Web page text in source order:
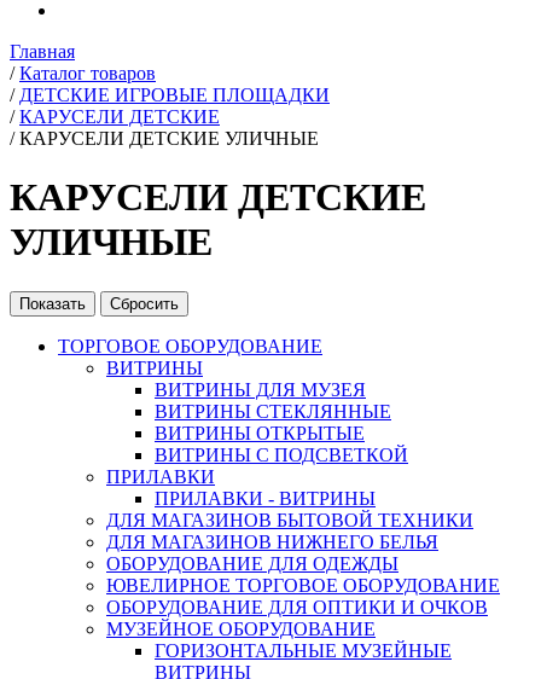
Главная
/ Каталог товаров
/ ДЕТСКИЕ ИГРОВЫЕ ПЛОЩАДКИ
/ КАРУСЕЛИ ДЕТСКИЕ
/ КАРУСЕЛИ ДЕТСКИЕ УЛИЧНЫЕ
КАРУСЕЛИ ДЕТСКИЕ
УЛИЧНЫЕ
ТОРГОВОЕ ОБОРУДОВАНИЕ
ВИТРИНЫ
ВИТРИНЫ ДЛЯ МУЗЕЯ
ВИТРИНЫ СТЕКЛЯННЫЕ
ВИТРИНЫ ОТКРЫТЫЕ
ВИТРИНЫ С ПОДСВЕТКОЙ
ПРИЛАВКИ
ПРИЛАВКИ - ВИТРИНЫ
ДЛЯ МАГАЗИНОВ БЫТОВОЙ ТЕХНИКИ
ДЛЯ МАГАЗИНОВ НИЖНЕГО БЕЛЬЯ
ОБОРУДОВАНИЕ ДЛЯ ОДЕЖДЫ
ЮВЕЛИРНОЕ ТОРГОВОЕ ОБОРУДОВАНИЕ
ОБОРУДОВАНИЕ ДЛЯ ОПТИКИ И ОЧКОВ
МУЗЕЙНОЕ ОБОРУДОВАНИЕ
ГОРИЗОНТАЛЬНЫЕ МУЗЕЙНЫЕ
ВИТРИНЫ